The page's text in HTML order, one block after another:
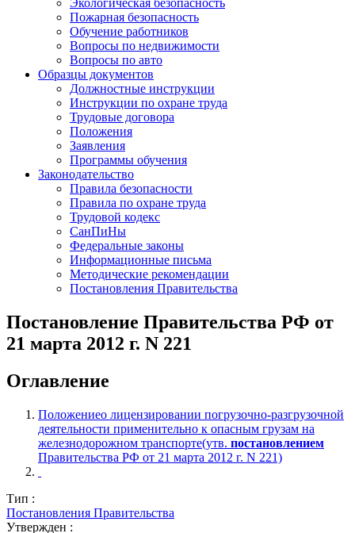
Пожарная безопасность
Обучение работников
Вопросы по недвижимости
Вопросы по авто
Образцы документов
Должностные инструкции
Инструкции по охране труда
Трудовые договора
Положения
Заявления
Программы обучения
Законодательство
Правила безопасности
Правила по охране труда
Трудовой кодекс
СанПиНы
Федеральные законы
Информационные письма
Методические рекомендации
Постановления Правительства
Постановление Правительства РФ от
21 марта 2012 г. N 221
Оглавление
Положениео лицензировании погрузочно-разгрузочной
деятельности применительно к опасным грузам на
железнодорожном транспорте(утв. постановлением
Правительства РФ от 21 марта 2012 г. N 221)
Тип :
Постановления Правительства
Утвержден :